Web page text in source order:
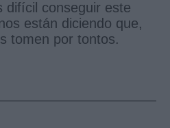
difícil conseguir este
están diciendo que,
tomen por tontos.